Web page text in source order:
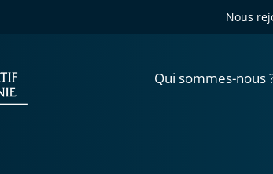
Nous
Qui sommes-nous